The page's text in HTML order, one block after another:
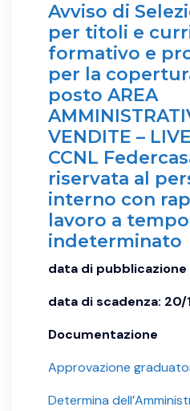
Avviso di
per titoli e
formativo e
per la
posto AREA
VENDITE –
CCNL
riservata al
interno con
lavoro a tempo
indeterminato
data di pubblicazione
data di scadenza: 20/
Documentazione
Approvazione
Determina